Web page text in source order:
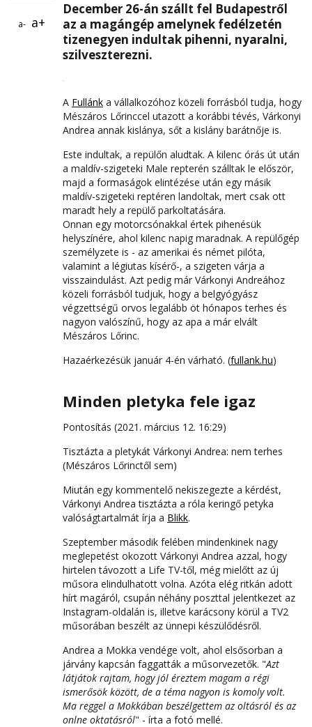
a- a+
December 26-án szállt fel Budapestről
az a magángép amelynek fedélzetén
tizenegyen indultak pihenni, nyaralni,
szilveszterezni.
A Fullánk a vállalkozóhoz közeli forrásból tudja, hogy
Mészáros Lőrinccel utazott a korábbi tévés, Várkonyi
Andrea annak kislánya, sőt a kislány barátnője is.
Este indultak, a repülőn aludtak. A kilenc órás út után
a maldív-szigeteki Male repterén szálltak le először,
majd a formaságok elintézése után egy másik
maldív-szigeteki reptéren landoltak, mert csak ott
maradt hely a repülő parkoltatására.
Onnan egy motorcsónakkal értek pihenésük
helyszínére, ahol kilenc napig maradnak. A repülőgép
személyzete is - az amerikai és német pilóta,
valamint a légiutas kísérő-, a szigeten várja a
visszaindulást. Azt pedig már Várkonyi Andreához
közeli forrásból tudjuk, hogy a belgyógyász
végzettségű orvos legalább öt hónapos terhes és
nagyon valószínű, hogy az apa a már elvált
Mészáros Lőrinc.
Hazaérkezésük január 4-én várható. (fullank.hu)
Minden pletyka fele igaz
Pontosítás (2021. március 12. 16:29)
Tisztázta a pletykát Várkonyi Andrea: nem terhes
(Mészáros Lőrinctől sem)
Miután egy kommentelő nekiszegezte a kérdést,
Várkonyi Andrea tisztázta a róla keringő petyka
valóságtartalmát írja a Blikk.
Szeptember második felében mindenkinek nagy
meglepetést okozott Várkonyi Andrea azzal, hogy
hirtelen távozott a Life TV-től, még mielőtt az új
műsora elindulhatott volna. Azóta elég ritkán adott
hírt magáról, csupán néhány poszttal jelentkezet az
Instagram-oldalán is, illetve karácsony körül a TV2
műsorában beszélt az ünnepi készülődésről.
Andrea a Mokka vendége volt, ahol elsősorban a
járvány kapcsán faggatták a műsorvezetők. "Azt
látjátok rajtam, hogy jól éreztem magam a régi
ismerősök között, de a téma nagyon is komoly volt.
Ma reggel a Mokkában beszélgettem az oltásról és az
onlne oktatásról" - írta a fotó mellé.